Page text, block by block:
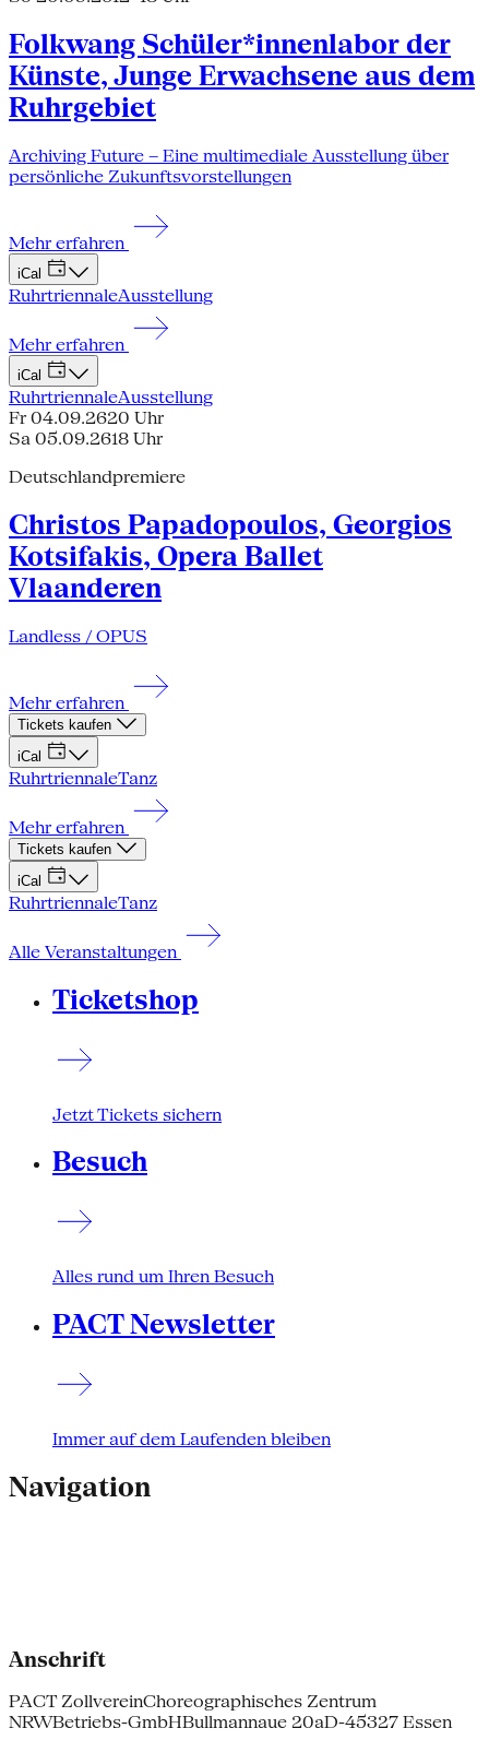
Folkwang Schüler*innenlabor der
Künste, Junge Erwachsene aus dem
Ruhrgebiet
Archiving Future – Eine multimediale Ausstellung über
persönliche Zukunftsvorstellungen
Mehr erfahren
iCal
RuhrtriennaleAusstellung
Mehr erfahren
iCal
RuhrtriennaleAusstellung
Fr 04.09.2620 Uhr
Sa 05.09.2618 Uhr
Deutschlandpremiere
Christos Papadopoulos, Georgios
Kotsifakis, Opera Ballet
Vlaanderen
Landless / OPUS
Mehr erfahren
Tickets kaufen
iCal
RuhrtriennaleTanz
Mehr erfahren
Tickets kaufen
iCal
RuhrtriennaleTanz
Alle Veranstaltungen
Ticketshop
Jetzt Tickets sichern
Besuch
Alles rund um Ihren Besuch
PACT Newsletter
Immer auf dem Laufenden bleiben
Navigation
Anschrift
PACT ZollvereinChoreographisches Zentrum
NRWBetriebs-GmbHBullmannaue 20aD-45327 Essen